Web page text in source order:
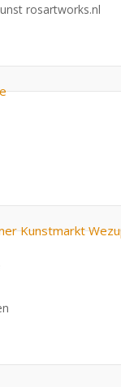
rosartworks.nl